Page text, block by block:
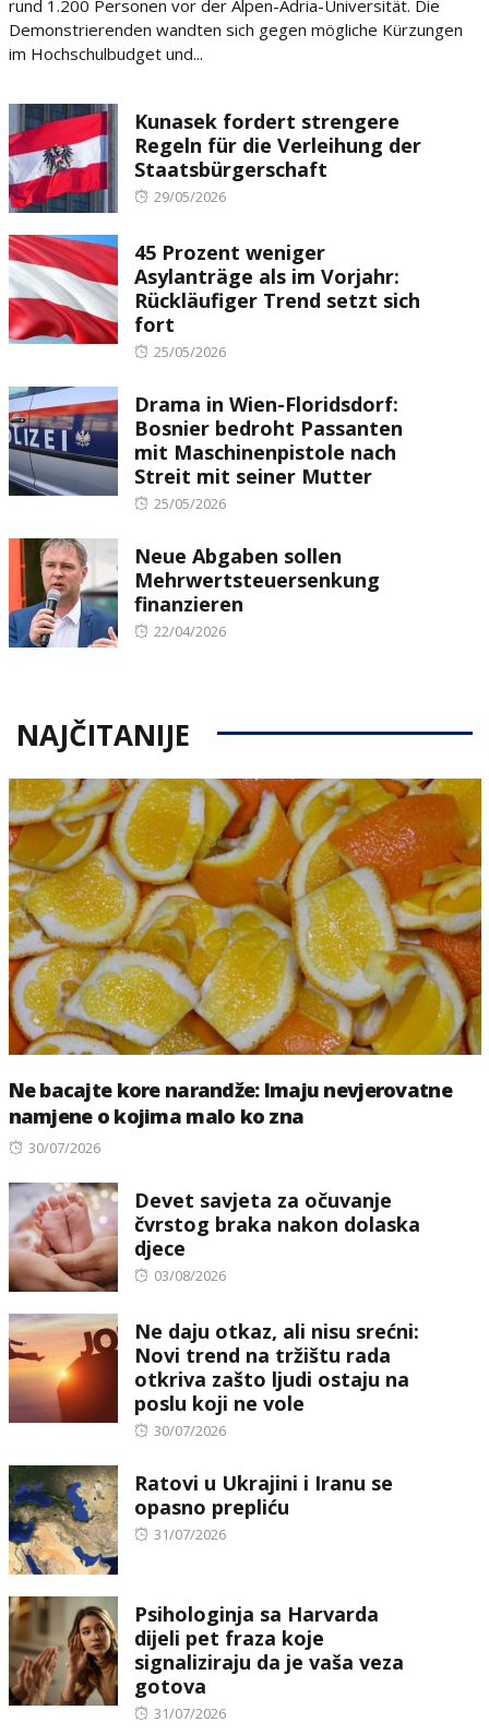
rund 1.200 Personen vor der Alpen-Adria-Universität. Die
Demonstrierenden wandten sich gegen mögliche Kürzungen
im Hochschulbudget und...
Kunasek fordert strengere
Regeln für die Verleihung der
Staatsbürgerschaft
Posted
29/05/2026
45 Prozent weniger
Asylanträge als im Vorjahr:
Rückläufiger Trend setzt sich
fort
Posted
25/05/2026
Drama in Wien-Floridsdorf:
Bosnier bedroht Passanten
mit Maschinenpistole nach
Streit mit seiner Mutter
Posted
25/05/2026
Neue Abgaben sollen
Mehrwertsteuersenkung
finanzieren
Posted
22/04/2026
NAJČITANIJE
Ne bacajte kore narandže: Imaju nevjerovatne
namjene o kojima malo ko zna
Posted
30/07/2026
Devet savjeta za očuvanje
čvrstog braka nakon dolaska
djece
Posted
03/08/2026
Ne daju otkaz, ali nisu srećni:
Novi trend na tržištu rada
otkriva zašto ljudi ostaju na
poslu koji ne vole
Posted
30/07/2026
Ratovi u Ukrajini i Iranu se
opasno prepliću
Posted
31/07/2026
Psihologinja sa Harvarda
dijeli pet fraza koje
signaliziraju da je vaša veza
gotova
Posted
31/07/2026